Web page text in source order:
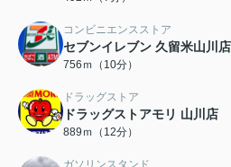
コンビニエンスストア
セブンイレブン 久留米山川店
756ｍ（10分）
ドラッグストア
ドラッグストアモリ 山川店
889ｍ（12分）